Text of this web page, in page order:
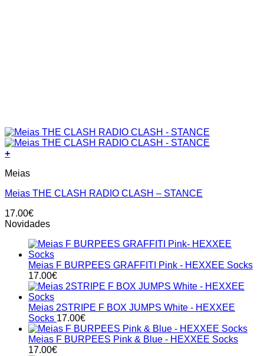
+
product
multiple
The
options
chosen
product
page
Meias
Meias THE CLASH RADIO CLASH – STANCE
17.00€
Novidades
Meias F BURPEES GRAFFITI Pink - HEXXEE Socks
17.00€
Meias 2STRIPE F BOX JUMPS White - HEXXEE
Socks 17.00€
Meias F BURPEES Pink & Blue - HEXXEE Socks
17.00€